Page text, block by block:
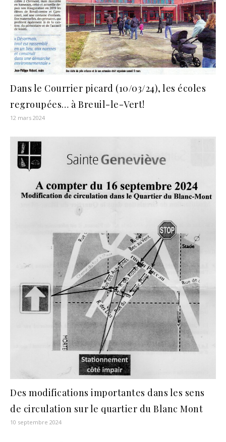
Dans le Courrier picard (10/03/24), les écoles
regroupées… à Breuil-le-Vert!
12 mars 2024
Des modifications importantes dans les sens
de circulation sur le quartier du Blanc Mont
10 septembre 2024